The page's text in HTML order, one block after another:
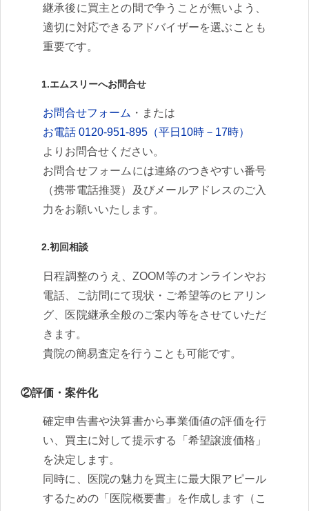
継承後に買主との間で争うことが無いよう、
適切に対応できるアドバイザーを選ぶことも
重要です。
1.エムスリーへお問合せ
お問合せフォーム ・または
お電話 0120-951-895（平日10時－17時）
よりお問合せください。
お問合せフォームには連絡のつきやすい番号
（携帯電話推奨）及びメールアドレスのご入
力をお願いいたします。
2.初回相談
日程調整のうえ、ZOOM等のオンラインやお
電話、ご訪問にて現状・ご希望等のヒアリン
グ、医院継承全般のご案内等をさせていただ
きます。
貴院の簡易査定を行うことも可能です。
②評価・案件化
確定申告書や決算書から事業価値の評価を行
い、買主に対して提示する「希望譲渡価格」
を決定します。
同時に、医院の魅力を買主に最大限アピール
するための「医院概要書」を作成します（こ